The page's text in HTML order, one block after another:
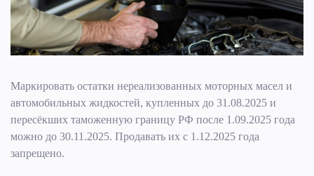
Маркировать остатки нереализованных моторных масел и
автомобильных жидкостей, купленных до 31.08.2025 и
пересёкших таможенную границу РФ после 1.09.2025 года
можно до 30.11.2025. Продавать их с 1.12.2025 года
запрещено.